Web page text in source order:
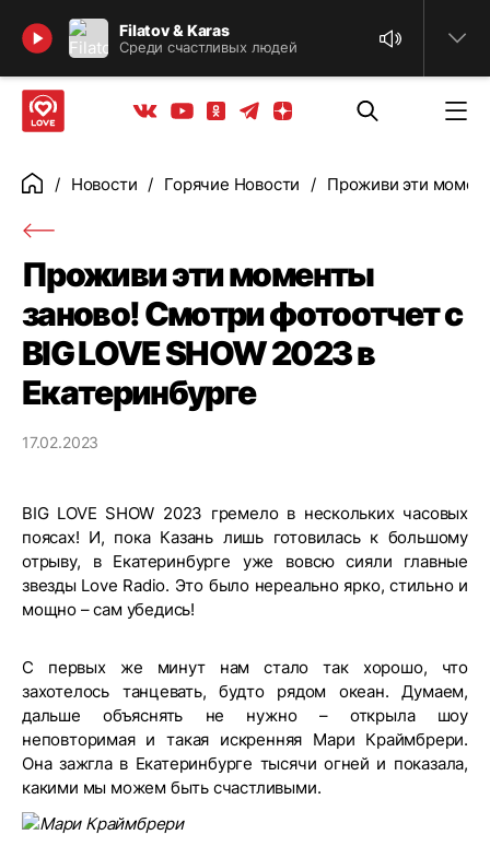
Filatov & Karas
Среди счастливых людей
Найти
Вконтакте
YoutubeОдноклассники
ТелеграмЯндекс дзен
ГлавнаяНовости Горячие Новости Проживи эти
Проживи эти моменты
заново! Смотри фотоотчет с
BIG LOVE SHOW 2023 в
Екатеринбурге
17.02.2023
BIG LOVE SHOW 2023 гремело в нескольких часовых
поясах! И, пока Казань лишь готовилась к большому
отрыву, в Екатеринбурге уже вовсю сияли главные
звезды Love Radio. Это было нереально ярко, стильно и
мощно – сам убедись!
С первых же минут нам стало так хорошо, что
захотелось танцевать, будто рядом океан. Думаем,
дальше объяснять не нужно – открыла шоу
неповторимая и такая искренняя Мари Краймбрери.
Она зажгла в Екатеринбурге тысячи огней и показала,
какими мы можем быть счастливыми.